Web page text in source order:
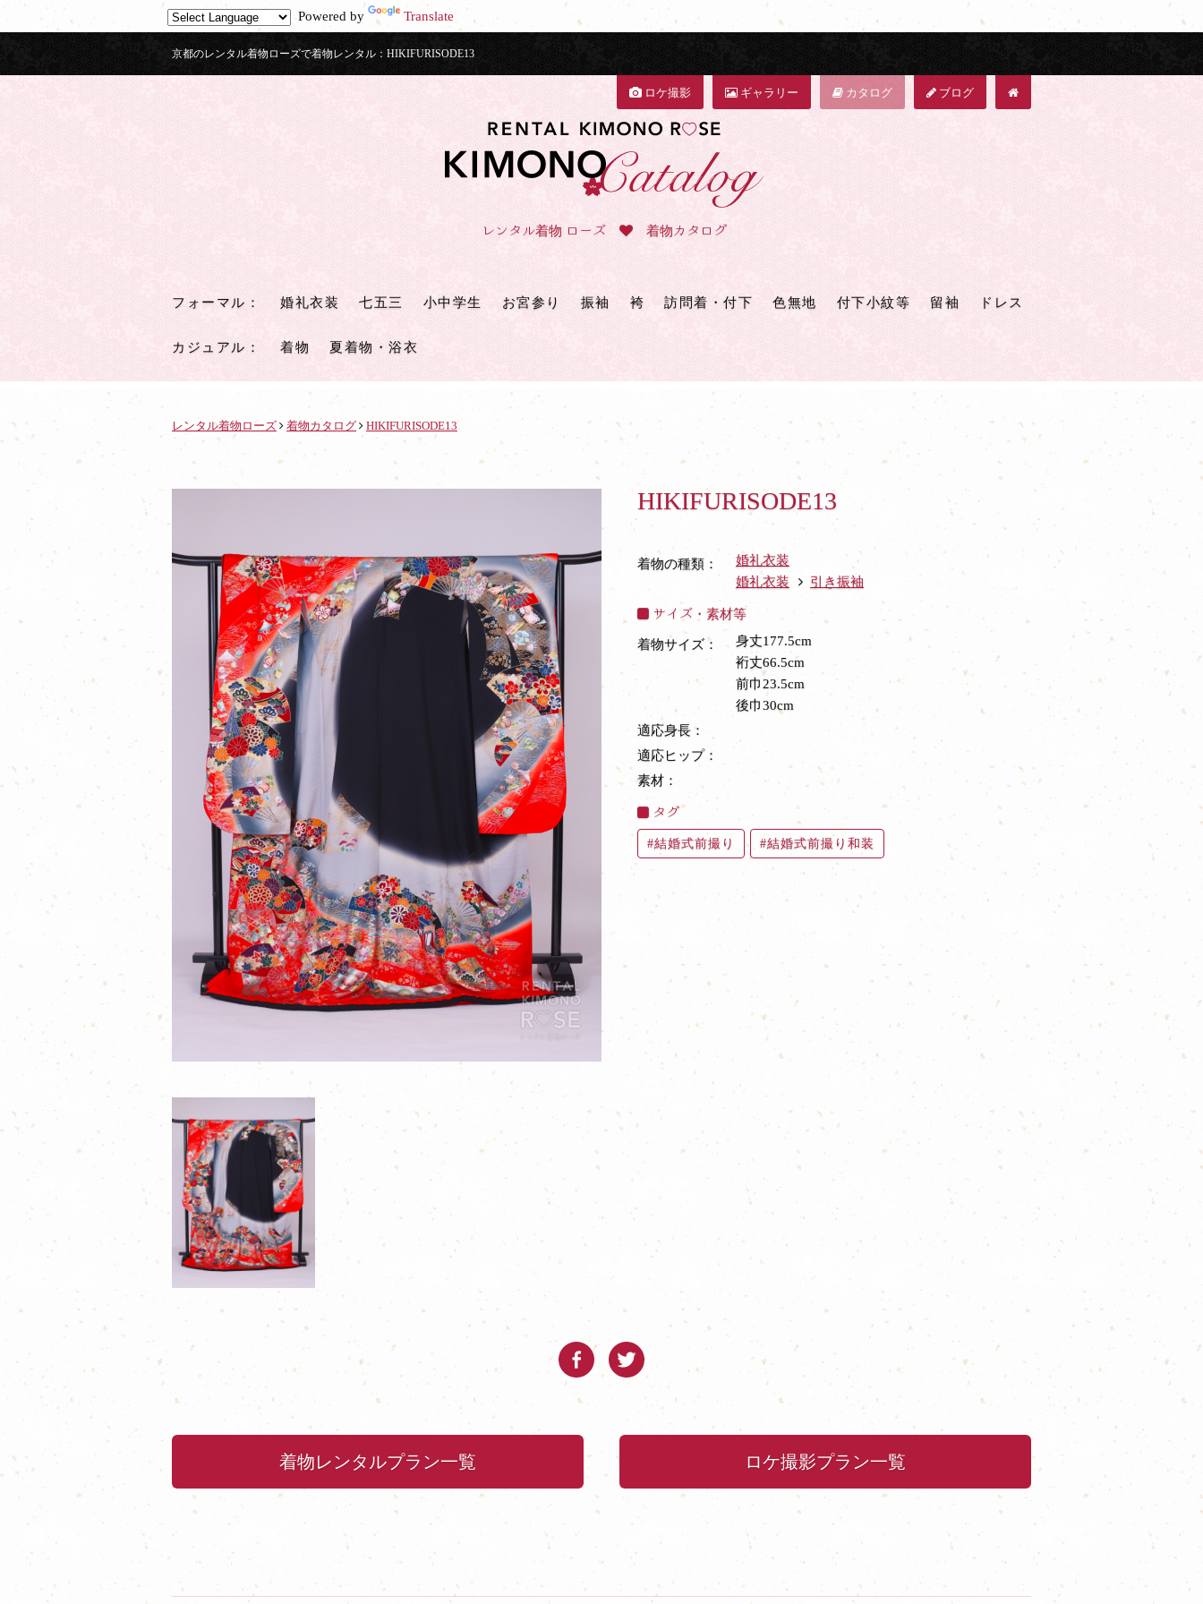
Powered by Translate
京都のレンタル着物ローズで着物レンタル：HIKIFURISODE13
ロケ撮影 ギャラリー カタログ ブログ
レンタル着物 ローズ 着物カタログ
フォーマル ： 婚礼衣装 七五三 小中学生 お宮参り 振袖 袴 訪問着・付下 色無地 付下小紋等 留袖 ドレス
カジュアル ： 着物 夏着物・浴衣
レンタル着物ローズ 着物カタログ HIKIFURISODE13
HIKIFURISODE13
着物の種類：
婚礼衣装
婚礼衣装
引き振袖
サイズ・素材等
着物サイズ：
身丈177.5cm
裄丈66.5cm
前巾23.5cm
後巾30cm
適応身長：
適応ヒップ：
素材：
タグ
結婚式前撮り 結婚式前撮り和装
着物レンタルプラン一覧 ロケ撮影プラン一覧